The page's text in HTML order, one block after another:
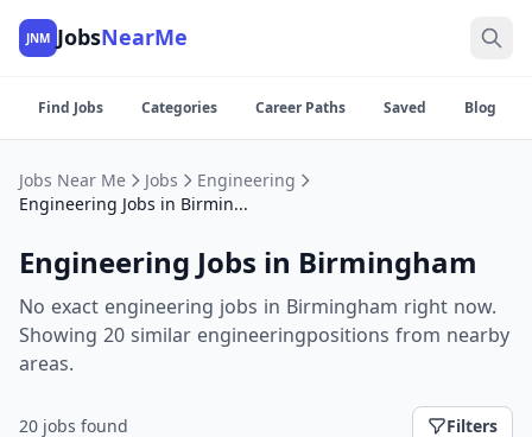
JNM JobsNearMe
Find Jobs Categories Career Paths Saved Blog
Jobs Near Me Jobs
Engineering
Engineering Jobs in Birmingham
Engineering Jobs in Birmingham
No exact engineering jobs in Birmingham right now.
Showing 20 similar engineeringpositions from nearby
areas.
20 jobs found Filters